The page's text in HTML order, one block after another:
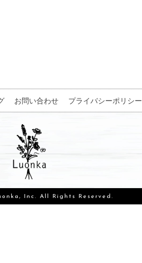
お問い合わせ プライバシーポリシー
Inc. All Rights Reserved.